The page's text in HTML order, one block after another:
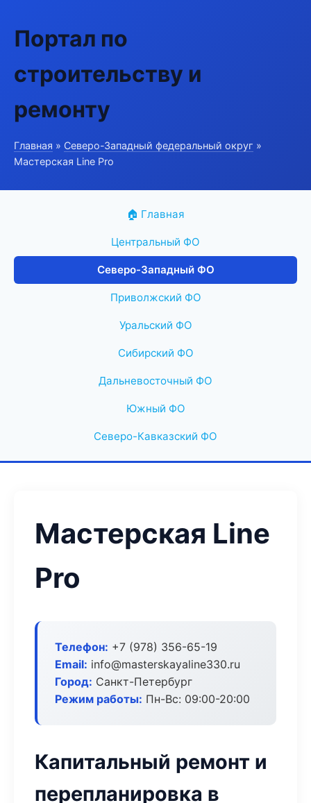
Портал по
строительству и
ремонту
Главная » Северо-Западный федеральный округ »
Мастерская Line Pro
🏠 Главная
Центральный ФО
Северо-Западный ФО
Приволжский ФО
Уральский ФО
Сибирский ФО
Дальневосточный ФО
Южный ФО
Северо-Кавказский ФО
Мастерская Line
Pro
Телефон: +7 (978) 356-65-19
Email: info@masterskayaline330.ru
Город: Санкт-Петербург
Режим работы: Пн-Вс: 09:00-20:00
Капитальный ремонт и
перепланировка в